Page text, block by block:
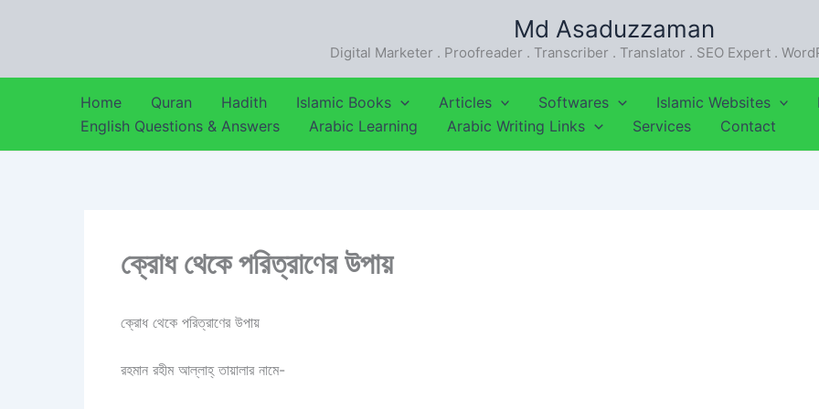
Md Asaduzzaman
Digital Marketer . Proofreader . Transcriber . Translator . SEO Expert .
Home Quran Hadith Islamic Books Articles Softwares Islamic Websites
English Questions & Answers
Arabic Learning Arabic Writing Links Services Contact
ক্রোধ থেকে পরিত্রাণের উপায়
ক্রোধ থেকে পরিত্রাণের উপায়
রহমান রহীম আল্লাহ্‌ তায়ালার নামে-